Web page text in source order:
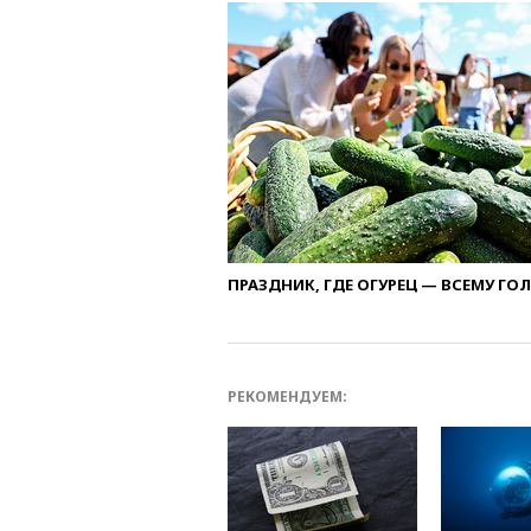
ПРАЗДНИК, ГДЕ ОГУРЕЦ — ВСЕМУ
РЕКОМЕНДУЕМ: